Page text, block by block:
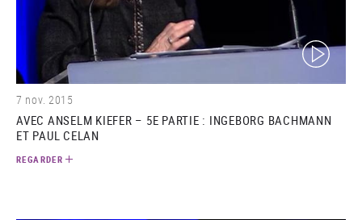
(video)
7 nov. 2015
AVEC ANSELM KIEFER – 5E PARTIE : INGEBORG BACHMANN
ET PAUL CELAN
REGARDER